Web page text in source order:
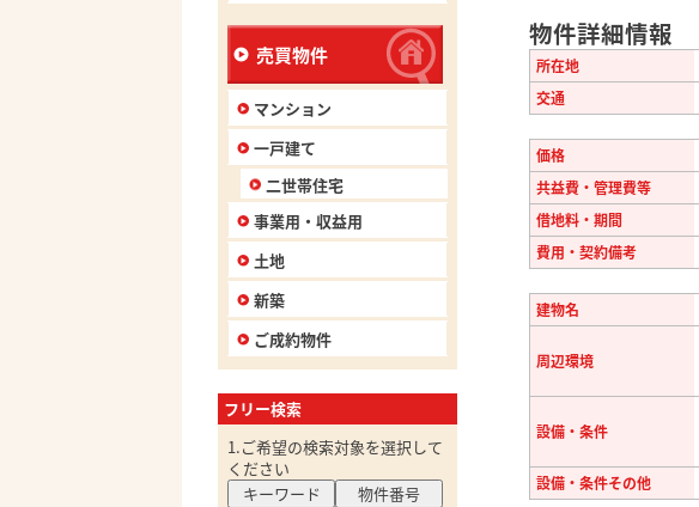
物件詳細情報
所在地
交通
価格
共益費・管理費等
借地料・期間
費用・契約備考
建物名
周辺環境
設備・条件
設備・条件その他
売買物件
マンション
一戸建て
二世帯住宅
事業用・収益用
土地
新築
ご成約物件
フリー検索
1.ご希望の検索対象を選択して
ください
キーワード
物件番号